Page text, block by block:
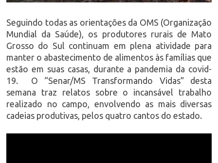
Seguindo todas as orientações da OMS (Organização
Mundial da Saúde), os produtores rurais de Mato
Grosso do Sul continuam em plena atividade para
manter o abastecimento de alimentos às famílias que
estão em suas casas, durante a pandemia da covid-
19. O “Senar/MS Transformando Vidas” desta
semana traz relatos sobre o incansável trabalho
realizado no campo, envolvendo as mais diversas
cadeias produtivas, pelos quatro cantos do estado.